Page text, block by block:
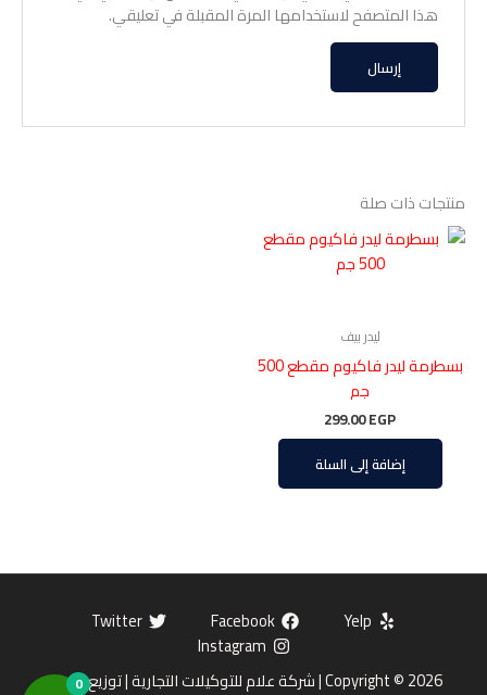
هذا المتصفح لاستخدامها المرة المقبلة في تعليقي.
منتجات ذات صلة
ليدر بيف
بسطرمة ليدر فاكيوم مقطع 500
جم
299.00EGP
إضافة إلى السلة
Yelp
Facebook
Twitter
Instagram
Copyright © 2026 | شركة علام للتوكيلات التجارية | توزيع وتوريد
0